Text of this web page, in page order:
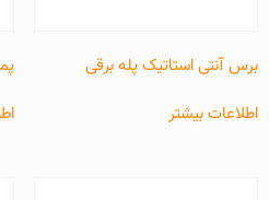
برس آنتی استاتیک پله برقی
اطلاعات بیشتر